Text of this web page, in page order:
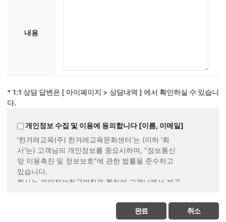
내용
* 1:1 상담 답변은 [ 마이페이지 > 상담내역 ] 에서 확인하실 수 있습니
다.
개인정보 수집 및 이용에 동의합니다 [이름, 이메일]
'한겨레교육(주) 한겨레교육문화센터'는 (이하 '회
사'는) 고객님의 개인정보를 중요시하며, "정보통신
망 이용촉진 및 정보보호"에 관한 법률을 준수하고
있습니다.
회사는 개인정보취급방침을 통하여 고객님께서 제공
고 있으며, 개인정보보호를 위해 어떠한 조치가 취해
완료 취소